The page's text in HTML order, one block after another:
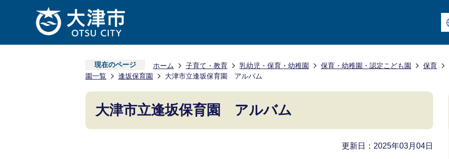
現在のページ ホーム 子育て・教育 乳幼児・保育・幼稚園 保育・幼稚園・認定こども園 保育
園一覧
逢坂保育園 大津市立逢坂保育園 アルバム
大津市立逢坂保育園 アルバム
更新日：2025年03月04日